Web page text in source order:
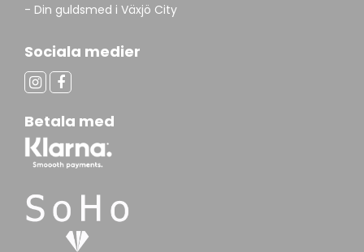
- Din guldsmed i Växjö City
Sociala medier
Betala med